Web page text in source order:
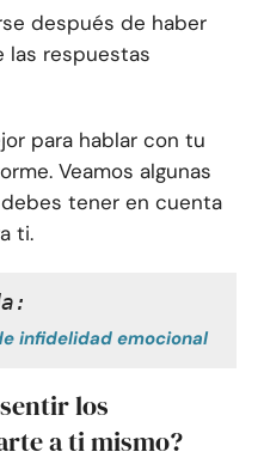
después de haber
las respuestas
para hablar con tu
Veamos algunas
tener en cuenta
ti.
infidelidad emocional
los
a ti mismo?